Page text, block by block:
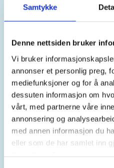
Samtykke
Denne nettsiden bruker
Vi bruker
annonser et personlig preg,
mediefunksjoner og for å
dessuten informasjon om
vårt, med partnerne våre
annonsering og
med annen informasjon du
eller som de har samlet inn
ABC-modellen for psykisk
A – Gjør noe aktivt.
kroppen og hodet. På tur
litt puls helt uten
B – Gjør noe sammen.
langs stien kan gjøre
gruppe og tar oss tid til å
C – Gjør noe
være en del av et fast
fellesskap gir mening og